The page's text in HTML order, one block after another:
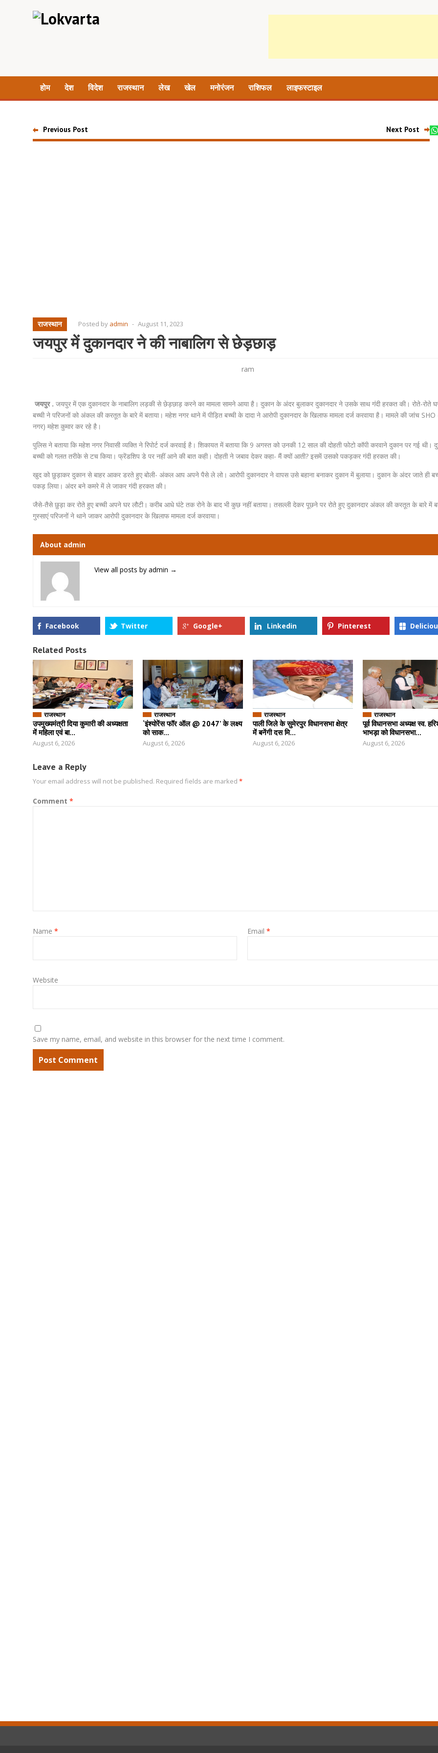
होम देश विदेश राजस्थान लेख खेल मनोरंजन राशिफल लाइफस्टाइल
Previous Post Next Post
राजस्थान Posted by admin - August 11, 2023
जयपुर में दुकानदार ने की नाबालिग से छेड़छाड़
ram
जयपुर . जयपुर में एक दुकानदार के नाबालिग लड़की से छेड़छाड़ करने का मामला सामने आया है। दुकान के अंदर बुलाकर दुकानदार ने उसके साथ गंदी हरकत की। रोते-रोते
बच्ची ने परिजनों को अंकल की करतूत के बारे में बताया। महेश नगर थाने में पीड़ित बच्ची के दादा ने आरोपी दुकानदार के खिलाफ मामला दर्ज करवाया है। मामले की जांच
नगर) महेश कुमार कर रहे है।
पुलिस ने बताया कि महेश नगर निवासी व्यक्ति ने रिपोर्ट दर्ज करवाई है। शिकायत में बताया कि 9 अगस्त को उनकी 12 साल की दोहती फोटो कॉपी करवाने दुकान पर गई थी।
बच्ची को गलत तरीके से टच किया। फ्रेंडशिप डे पर नहीं आने की बात कही। दोहती ने जबाव देकर कहा- मैं क्यों आती? इसमें उसको पकड़कर गंदी हरकत की।
खुद को छुड़ाकर दुकान से बाहर आकर डरते हुए बोली- अंकल आप अपने पैसे ले लो। आरोपी दुकानदार ने वापस उसे बहाना बनाकर दुकान में बुलाया। दुकान के अंदर जाते ही
पकड़ लिया। अंदर बने कमरे में ले जाकर गंदी हरकत की।
जैसे-तैसे छुड़ा कर रोते हुए बच्ची अपने घर लौटी। करीब आधे घंटे तक रोने के बाद भी कुछ नहीं बताया। तसल्ली देकर पूछने पर रोते हुए दुकानदार अंकल की करतूत के बारे में
गुस्साएं परिजनों ने थाने जाकर आरोपी दुकानदार के खिलाफ मामला दर्ज करवाया।
About admin
View all posts by admin →
Facebook Twitter Google+ Linkedin Pinterest
Related Posts
राजस्थान
उपमुख्यमंत्री दिया कुमारी की अध्यक्षता
में महिला एवं बा...
August 6, 2026
राजस्थान
‘इंश्योरेंस फॉर ऑल @ 2047’ के लक्ष्य
को साक...
August 6, 2026
राजस्थान
पाली जिले के सुमेरपुर विधानसभा क्षेत्र
में बनेंगी दस मि...
August 6, 2026
राजस्थान
पूर्व विधानसभा अध्यक्ष स्व.
भाभड़ा को विधानसभा...
August 6, 2026
Leave a Reply
Your email address will not be published. Required fields are marked *
Comment *
Name * Email *
Website
Save my name, email, and website in this browser for the next time I comment.